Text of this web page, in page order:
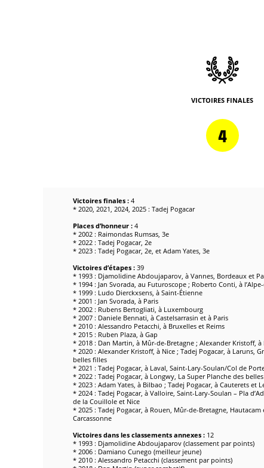
VICTOIRES FINALES
4
Victoires finales : 4
* 2020, 2021, 2024, 2025 : Tadej Pogacar
Places d’honneur : 4
* 2002 : Raimondas Rumsas, 3e
* 2022 : Tadej Pogacar, 2e
* 2023 : Tadej Pogacar, 2e, et Adam Yates, 3e
Victoires d’étapes : 39
* 1993 : Djamolidine Abdoujaparov, à Vannes, Bordeaux et
* 1994 : Jan Svorada, au Futuroscope ; Roberto Conti, à l’Alpe-
* 1999 : Ludo Dierckxsens, à Saint-Étienne
* 2001 : Jan Svorada, à Paris
* 2002 : Rubens Bertogliati, à Luxembourg
* 2007 : Daniele Bennati, à Castelsarrasin et à Paris
* 2010 : Alessandro Petacchi, à Bruxelles et Reims
* 2015 : Ruben Plaza, à Gap
* 2018 : Dan Martin, à Mûr-de-Bretagne ; Alexander Kristoff, à
* 2020 : Alexander Kristoff, à Nice ; Tadej Pogacar, à Laruns,
belles filles
* 2021 : Tadej Pogacar, à Laval, Saint-Lary-Soulan/Col de
* 2022 : Tadej Pogacar, à Longwy, La Super Planche des
* 2023 : Adam Yates, à Bilbao ; Tadej Pogacar, à Cauterets et
* 2024 : Tadej Pogacar, à Valloire, Saint-Lary-Soulan – Pla
de la Couillole et Nice
* 2025 : Tadej Pogacar, à Rouen, Mûr-de-Bretagne, Hautacam
Carcassonne
Victoires dans les classements annexes : 12
* 1993 : Djamolidine Abdoujaparov (classement par points)
* 2006 : Damiano Cunego (meilleur jeune)
* 2010 : Alessandro Petacchi (classement par points)